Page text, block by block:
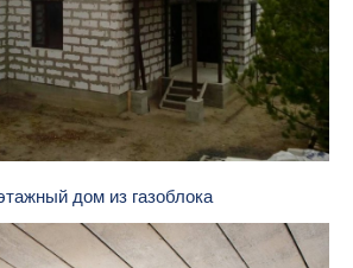
дом из газоблока